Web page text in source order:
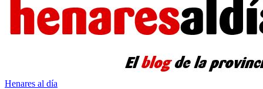
Henares al día